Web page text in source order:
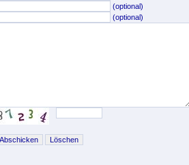
(optional)
(optional)